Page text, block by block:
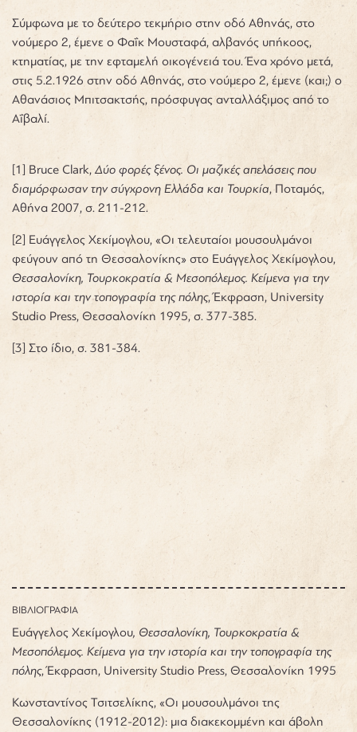
Σύμφωνα με το δεύτερο τεκμήριο στην οδό Αθηνάς, στο
νούμερο 2, έμενε ο Φαΐκ Μουσταφά, αλβανός υπήκοος,
κτηματίας, με την εφταμελή οικογένειά του. Ένα χρόνο μετά,
στις 5.2.1926 στην οδό Αθηνάς, στο νούμερο 2, έμενε (και;) ο
Αθανάσιος Μπιτσακτσής, πρόσφυγας ανταλλάξιμος από το
Αΐβαλί.
[1] Bruce Clark, Δύο φορές ξένος. Οι μαζικές απελάσεις που
διαμόρφωσαν την σύγχρονη Ελλάδα και Τουρκία, Ποταμός,
Αθήνα 2007, σ. 211-212.
[2] Ευάγγελος Χεκίμογλου, «Οι τελευταίοι μουσουλμάνοι
φεύγουν από τη Θεσσαλονίκης» στο Ευάγγελος Χεκίμογλου,
Θεσσαλονίκη, Τουρκοκρατία & Μεσοπόλεμος. Κείμενα για την
ιστορία και την τοπογραφία της πόλης, Έκφραση, University
Studio Press, Θεσσαλονίκη 1995, σ. 377-385.
[3] Στο ίδιο, σ. 381-384.
ΒΙΒΛΙΟΓΡΑΦΙΑ
Ευάγγελος Χεκίμογλου, Θεσσαλονίκη, Τουρκοκρατία &
Μεσοπόλεμος. Κείμενα για την ιστορία και την τοπογραφία της
πόλης, Έκφραση, University Studio Press, Θεσσαλονίκη 1995
Κωνσταντίνος Τσιτσελίκης, «Οι μουσουλμάνοι της
Θεσσαλονίκης (1912-2012): μια διακεκομμένη και άβολη